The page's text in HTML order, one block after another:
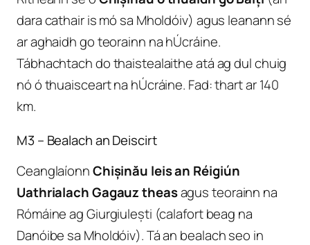
dara cathair is mó sa Mholdóiv) agus leanann sé
ar aghaidh go teorainn na hÚcráine.
Tábhachtach do thaistealaithe atá ag dul chuig
nó ó thuaisceart na hÚcráine. Fad: thart ar 140
km.
M3 – Bealach an Deiscirt
CeanglaíonnChișinău leis an Réigiún
Uathrialach Gagauz theasagus teorainn na
Rómáine ag Giurgiulești (calafort beag na
Danóibe sa Mholdóiv). Tá an bealach seo in